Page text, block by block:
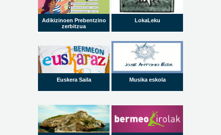
Adikizinoen Prebentzino
zerbitzua
LokaLeku
Euskera Saila Musika eskola